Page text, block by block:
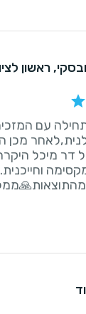
, ראשון
עם
מכן
דר מיכל